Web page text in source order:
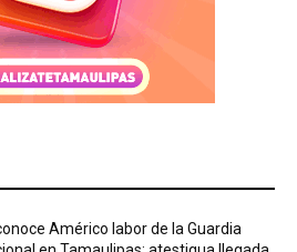
Américo labor de la Guardia